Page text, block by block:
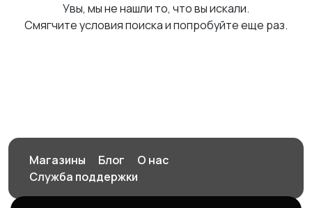
Увы, мы не нашли то, что вы искали.
Смягчите условия поиска и попробуйте еще раз.
Магазины Блог
О нас
Служба поддержки